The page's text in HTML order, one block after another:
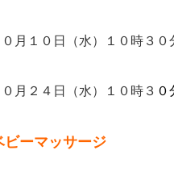
０月１０日（水）１０時３０
０月２４日（水）１０時３ ０
ーマッサージ